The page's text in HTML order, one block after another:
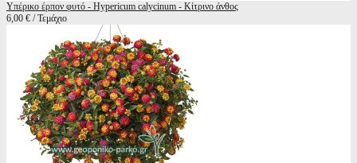
Υπέρικο έρπον φυτό - Hypericum calycinum - Κίτρινο άνθος
6,00 € / Τεμάχιο